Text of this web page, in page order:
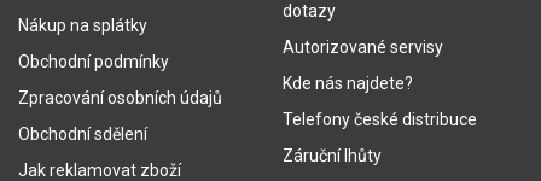
Nákup na splátky
Obchodní podmínky
Zpracování osobních údajů
Obchodní sdělení
Jak reklamovat zboží
dotazy
Autorizované servisy
Kde nás najdete?
Telefony české distribuce
Záruční lhůty